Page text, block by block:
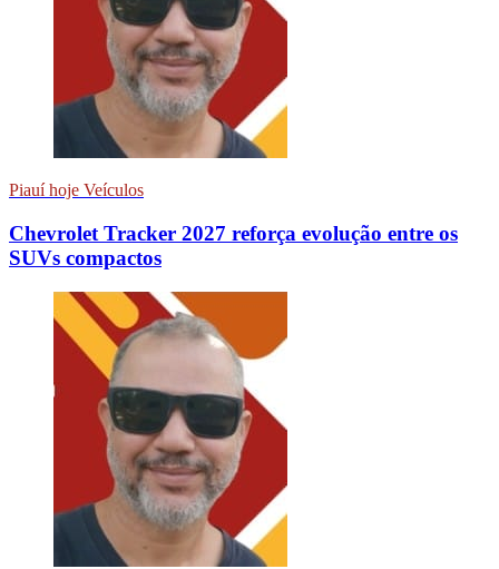
Piauí hoje Veículos
Chevrolet Tracker 2027 reforça evolução entre os
SUVs compactos